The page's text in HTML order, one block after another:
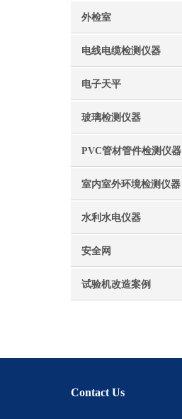
外检室
电线电缆检测仪器
电子天平
玻璃检测仪器
PVC管材管件检测仪器
室内室外环境检测仪器
水利水电仪器
安全网
试验机改造案例
Contact Us